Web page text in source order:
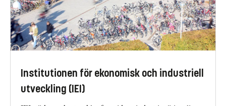
Institutionen för ekonomisk och industriell
utveckling (IEI)